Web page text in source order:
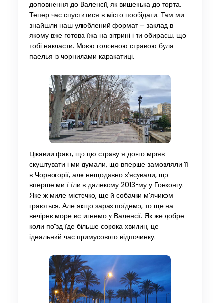
доповнення до Валенсії, як вишенька до торта.
Тепер час спуститися в місто пообідати. Там ми
знайшли наш улюблений формат – заклад в
якому вже готова їжа на вітрині і ти обираєш, що
тобі накласти. Моєю головною стравою була
паелья із чорнилами каракатиці.
Цікавий факт, що цю страву я довго мріяв
скуштувати і ми думали, що вперше замовляли її
в Чорногорії, але нещодавно з’ясували, що
вперше ми ї їли в далекому 2013-му у Гонконгу.
Яке ж миле містечко, ще й собачки м’ячиком
граються. Але якщо зараз поїдемо, то ще на
вечірнє море встигнемо у Валенсії. Як же добре
коли поїзд їде більше сорока хвилин, це
ідеальний час примусового відпочинку.